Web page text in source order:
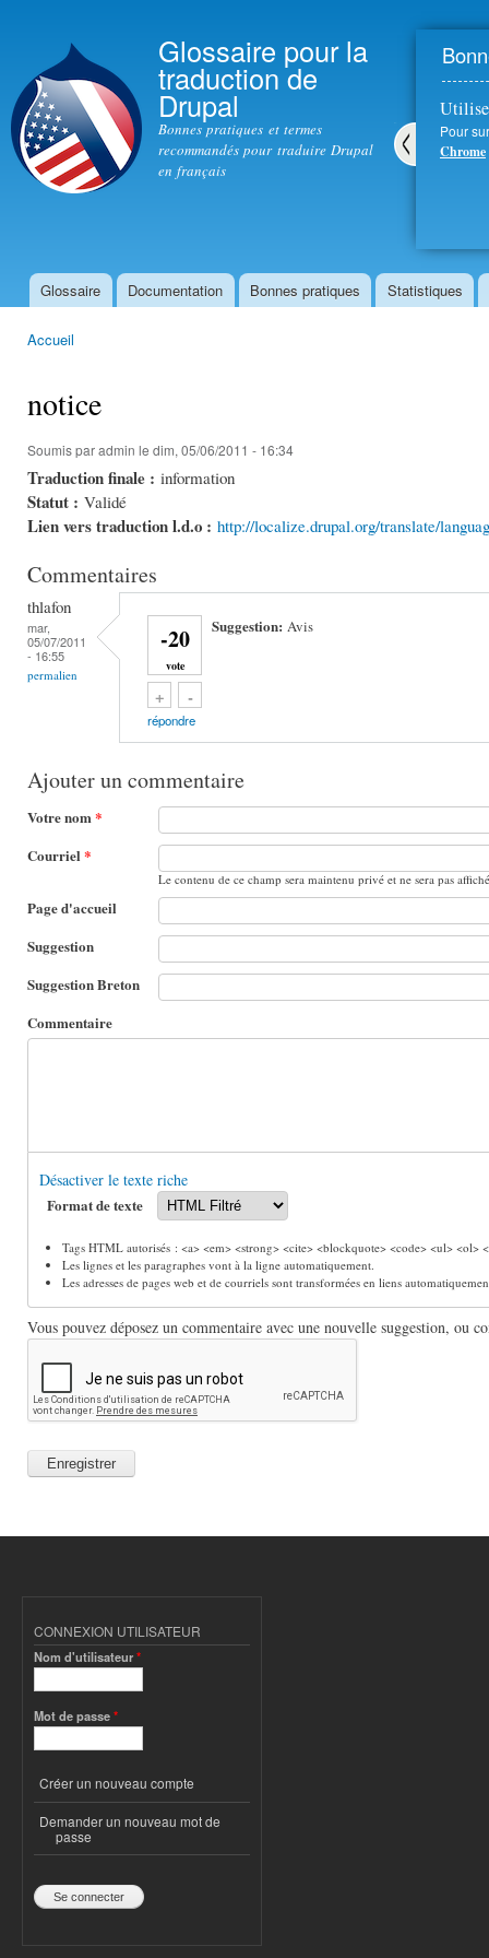
Glossaire pour la
traduction de
Drupal
Bonnes pratiques et termes
recommandés pour traduire Drupal
en français
Pour
Chrome
Menu principal
Glossaire Documentation Bonnes pratiques Statistiques
Accueil
notice
Soumis paradmin le dim, 05/06/2011 - 16:34
Traduction finale : information
Statut : Validé
Lien vers traduction l.d.o : http://localize.drupal.org/translate/
Commentaires
thlafon
mar,
05/07/2011
- 16:55
permalien
-20
vote
+
Vote up!-
Vote down!
Suggestion:Avis
répondre
Ajouter un commentaire
Votre nom*
Courriel *
Le contenu de ce champ sera maintenu privé et ne sera pas
Page d'accueil
Suggestion
Suggestion Breton
Commentaire
Désactiver le texte riche
Format de texte
Tags HTML autorisés : <a> <em> <strong> <cite> <blockquote> <code> <ul>
Les lignes et les paragraphes vont à la ligne automatiquement.
Les adresses de pages web et de courriels sont transformées en liens
Vous pouvez déposez un commentaire avec une nouvelle suggestion, ou
CONNEXION UTILISATEUR
Nom d'utilisateur*
Mot de passe*
Créer un nouveau compte
Demander un nouveau mot de
passe